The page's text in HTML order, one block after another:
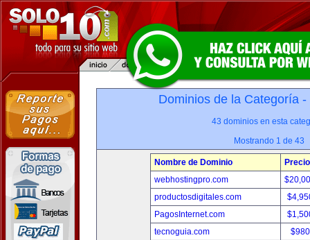
Dominios de la Categoría -
43 dominios en esta
Mostrando 1 de 43
Nombre de Dominio
Precio
webhostingpro.com
productosdigitales.com
PagosInternet.com
tecnoguia.com